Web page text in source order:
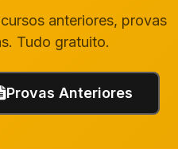
anteriores, provas
Tudo gratuito.
Provas Anteriores